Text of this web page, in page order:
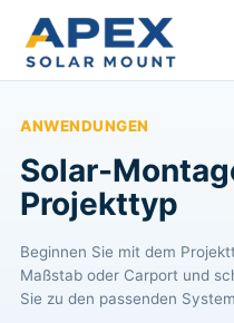
ANWENDUNGEN
Solar-
Projekttyp
Beginnen Sie mit dem
Maßstab oder Carport und
Sie zu den passenden